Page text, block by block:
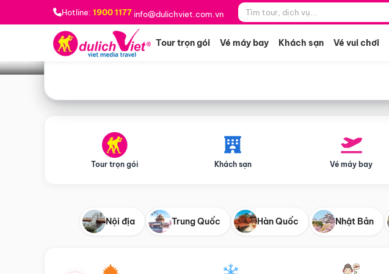
Hotline: 1900 1177 info@dulichviet.com.vn
Tour trọn gói Vé máy bay Khách sạn Vé vui chơi
Bạn muốn đi đâu? *
Tour trọn gói Khách sạn Vé máy bay
Nội địa Trung Quốc Hàn Quốc Nhật Bản